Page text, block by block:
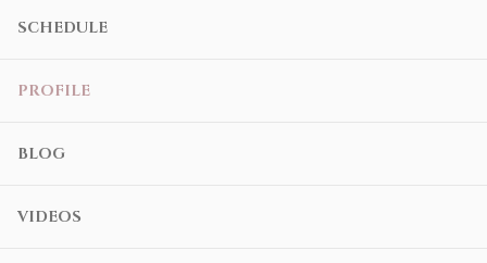
SCHEDULE
PROFILE
BLOG
VIDEOS